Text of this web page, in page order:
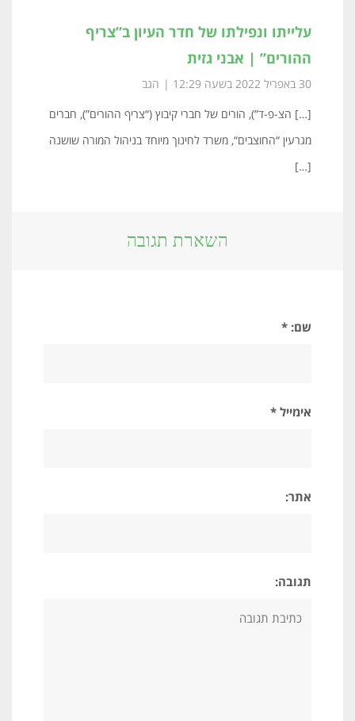
עלייתו ונפילתו של חדר העיון ב”צריף
ההורים” | אבני גזית
30 באפריל 2022 בשעה 12:29 הגב
[…] הצ-פ-ד”), הורים של חברי קיבוץ (“צריף ההורים”), חברים
מגרעין “החוצבים“, משרד לחינוך מיוחד בניהול המורה שושנה
[…]
השארת תגובה
שם: *
אימייל *
אתר:
תגובה: